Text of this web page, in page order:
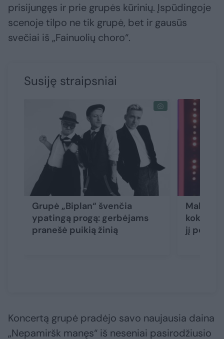
prisijungęs ir prie grupės kūrinių. Įspūdingoje
scenoje tilpo ne tik grupė, bet ir gausūs
svečiai iš „Fainuolių choro“.
Susiję straipsniai
Grupė „Biplan“ švenčia
ypatingą progą: gerbėjams
pranešė puikią žinią
Maksas
kokiais
jį
Koncertą grupė pradėjo savo naujausia daina
„Nepamiršk manęs“ iš neseniai pasirodžiusio